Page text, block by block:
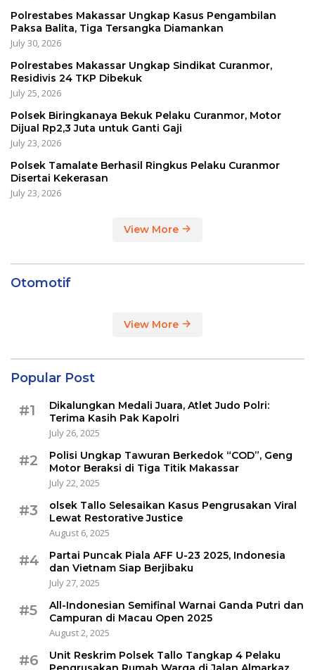
Polrestabes Makassar Ungkap Kasus Pengambilan
Paksa Balita, Tiga Tersangka Diamankan
July 30, 2026
Polrestabes Makassar Ungkap Sindikat Curanmor,
Residivis 24 TKP Dibekuk
July 25, 2026
Polsek Biringkanaya Bekuk Pelaku Curanmor, Motor
Dijual Rp2,3 Juta untuk Ganti Gaji
July 23, 2026
Polsek Tamalate Berhasil Ringkus Pelaku Curanmor
Disertai Kekerasan
July 23, 2026
View More
Otomotif
View More
Popular Post
#1
Dikalungkan Medali Juara, Atlet Judo Polri:
Terima Kasih Pak Kapolri
July 26, 2025
#2
Polisi Ungkap Tawuran Berkedok “COD”, Geng
Motor Beraksi di Tiga Titik Makassar
July 22, 2025
#3
olsek Tallo Selesaikan Kasus Pengrusakan Viral
Lewat Restorative Justice
August 6, 2025
#4
Partai Puncak Piala AFF U-23 2025, Indonesia
dan Vietnam Siap Berjibaku
July 27, 2025
#5
All-Indonesian Semifinal Warnai Ganda Putri dan
Campuran di Macau Open 2025
August 2, 2025
#6
Unit Reskrim Polsek Tallo Tangkap 4 Pelaku